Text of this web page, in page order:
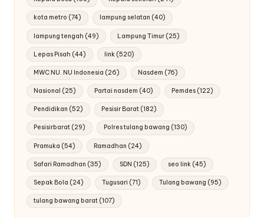
kota metro (74) lampung selatan (40)
lampung tengah (49) Lampung Timur(25)
Lepas Pisah (44) link(520)
MWC NU. NU Indonesia (26) Nasdem (76)
Nasional (25) Partai nasdem (40) Pemdes(122)
Pendidikan (52) Pesisir Barat(182)
Pesisirbarat (29) Polres tulang bawang (130)
Pramuka (54) Ramadhan (24)
Safari Ramadhan (35) SDN (125) seo link(45)
Sepak Bola (24) Tugusari (71) Tulang bawang (95)
tulang bawang barat (107)